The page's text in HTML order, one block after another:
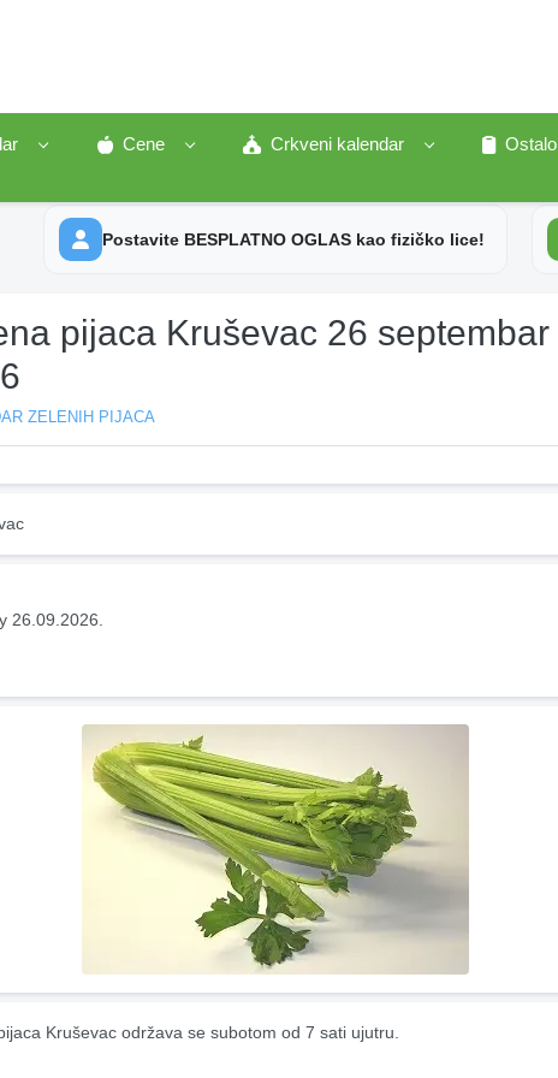
Cene Crkveni kalendar
Ostalo
Postavite BESPLATNO OGLAS kao fizičko lice!
pijaca Kruševac 26 septembar
ZELENIH PIJACA
26.09.2026.
Kruševac održava se subotom od 7 sati ujutru.